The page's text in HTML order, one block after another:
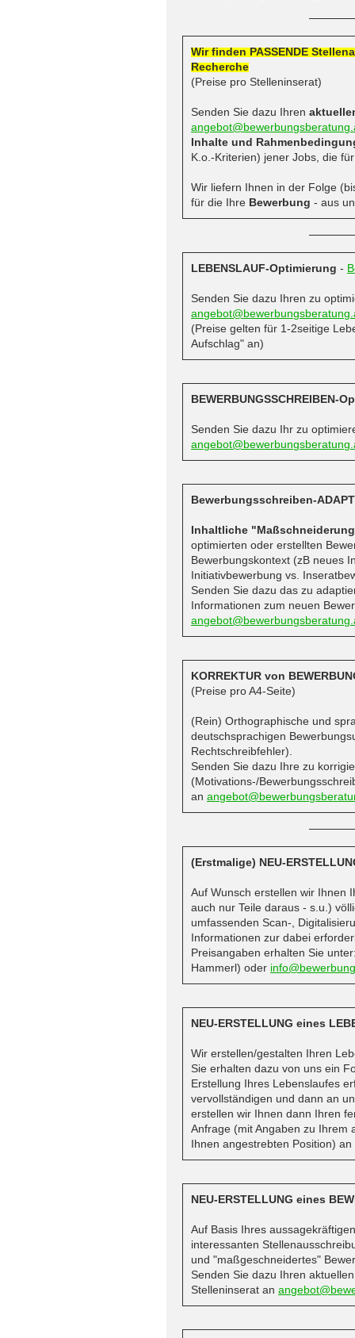
Wir finden PASSENDE
Recherche
(Preise pro Stelleninserat)
Senden Sie dazu Ihren
Inhalte und
K.o.-Kriterien) jener Jobs, die
Wir liefern Ihnen in der Folge
für die Ihre Bewerbung - aus
LEBENSLAUF-Optimierung -
Senden Sie dazu Ihren zu
(Preise gelten für 1-2seitige
Aufschlag" an)
BEWERBUNGSSCHREIBEN-
Senden Sie dazu Ihr zu
Bewerbungsschreiben-
Inhaltliche
optimierten oder erstellten
Bewerbungskontext (zB neues
Initiativbewerbung vs.
Senden Sie dazu das zu
Informationen zum neuen
KORREKTUR von
(Preise pro A4-Seite)
(Rein) Orthographische und
deutschsprachigen
Rechtschreibfehler).
Senden Sie dazu Ihre zu
(Motivations-/
an
(Erstmalige) NEU-
Auf Wunsch erstellen wir Ihnen
auch nur Teile daraus - s.u.)
umfassenden Scan-,
Informationen zur dabei
Preisangaben erhalten Sie
Hammerl) oder
NEU-ERSTELLUNG eines
Wir erstellen/gestalten Ihren
Sie erhalten dazu von uns ein
Erstellung Ihres Lebenslaufes
vervollständigen und dann an
erstellen wir Ihnen dann Ihren
Anfrage (mit Angaben zu Ihrem
Ihnen angestrebten Position) an
NEU-ERSTELLUNG eines
Auf Basis Ihres
interessanten
und "maßgeschneidertes"
Senden Sie dazu Ihren
Stelleninserat an